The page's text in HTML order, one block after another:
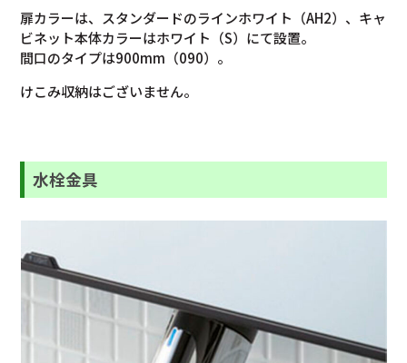
扉カラーは、スタンダードのラインホワイト（AH2）、キャ
ビネット本体カラーはホワイト（S）にて設置。
間口のタイプは900mm（090）。
けこみ収納はございません。
水栓金具